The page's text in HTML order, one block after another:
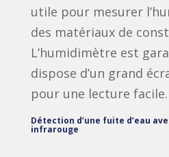
utile pour mesurer
des matériaux de
L’humidimètre est
dispose d’un grand
pour une lecture facile.
Détection d’une fuite d’eau
infrarouge